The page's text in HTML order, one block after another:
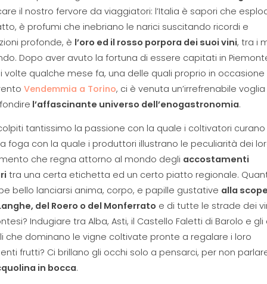
il nostro fervore da viaggiatori: l’Italia è sapori che
è profumi che inebriano le narici suscitando ricordi e
profonde, è l’oro ed il rosso porpora dei suoi vini, tra i
Dopo aver avuto la fortuna di essere capitati in
volte qualche mese fa, una delle quali proprio in occasione
Vendemmia a Torino, ci è venuta un’irrefrenabile
l’affascinante universo dell’enogastronomia.
tantissimo la passione con la quale i coltivatori
foga con la quale i produttori illustrano le peculiarità dei
che regna attorno al mondo degli accostamenti
tra una certa etichetta ed un certo piatto regionale.
bello lanciarsi anima, corpo, e papille gustative alla
del Roero o del Monferrato e di tutte le strade dei
Indugiare tra Alba, Asti, il Castello Faletti di Barolo e gli
che dominano le vigne coltivate pronte a regalare i loro
frutti? Ci brillano gli occhi solo a pensarci, per non
in bocca.